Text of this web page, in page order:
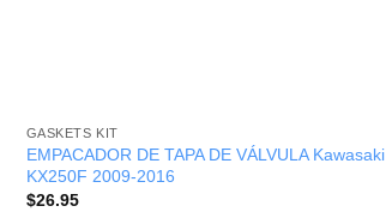
GASKETS KIT
EMPACADOR DE TAPA DE VÁLVULA Kawasaki
KX250F 2009-2016
$26.95